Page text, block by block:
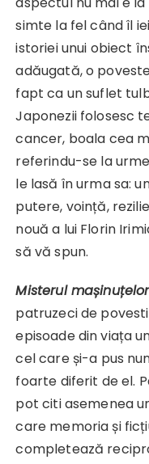
simte la fel când îl
istoriei unui obiect
adăugată, o
fapt ca un suflet
Japonezii folosesc
cancer, boala cea
referindu-se la
le lasă în urma sa:
putere, voință,
nouă a lui Florin
să vă spun.
Misterul
patruzeci de
episoade din viața
cel care și-a pus
foarte diferit de el.
pot citi asemenea
care memoria și
completează